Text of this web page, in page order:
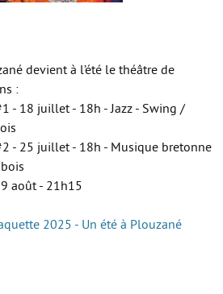
Aide aux parents
aux grands-parents
devient à l’été le théâtre de
:
- 18 juillet - 18h - Jazz - Swing /
- 25 juillet - 18h - Musique bretonne
août - 21h15
2025 - Un été à Plouzané